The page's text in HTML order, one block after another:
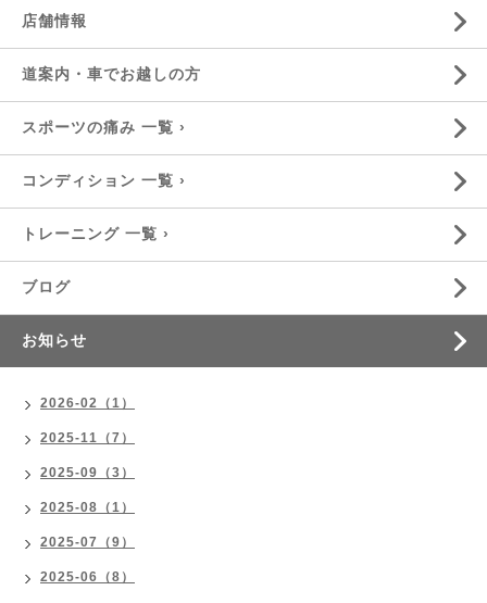
店舗情報
道案内・車でお越しの方
スポーツの痛み 一覧 ›
コンディション 一覧 ›
トレーニング 一覧 ›
ブログ
お知らせ
2026-02（1）
2025-11（7）
2025-09（3）
2025-08（1）
2025-07（9）
2025-06（8）